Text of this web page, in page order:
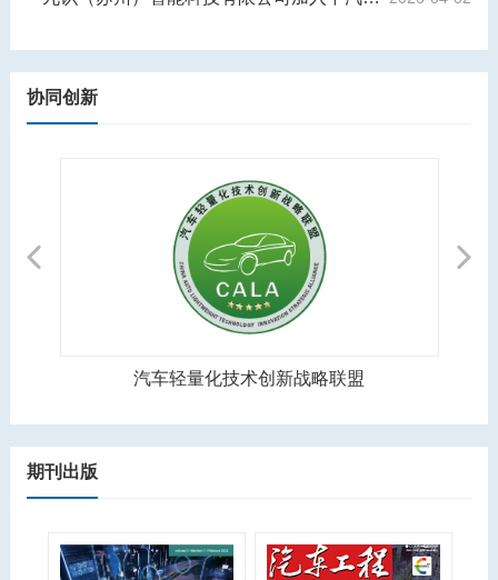
协同创新
Previous
汽车轻量化技术创新战略联盟
Next
期刊出版